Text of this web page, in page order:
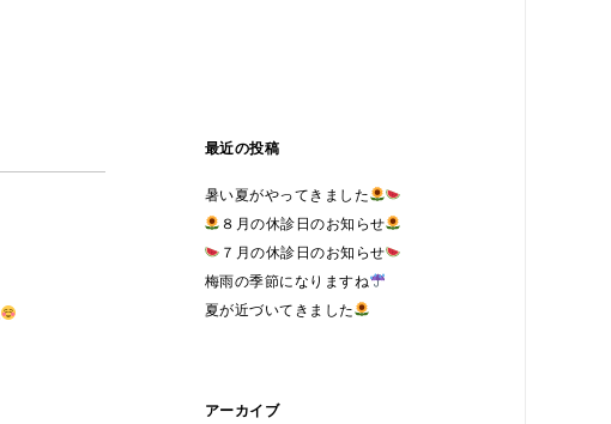
最近の投稿
暑い夏がやってきました
８月の休診日のお知らせ
７月の休診日のお知らせ
梅雨の季節になりますね
夏が近づいてきました
アーカイブ